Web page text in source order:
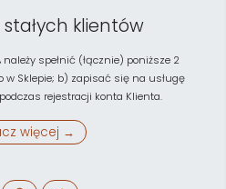
klientów
spełnić (łącznie) poniższe 2
w Sklepie; b) zapisać się na usługę
rejestracji konta Klienta.
więcej →